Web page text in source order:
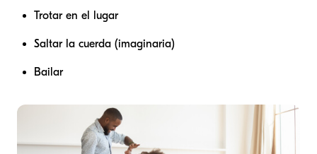
Trotar en el lugar
Saltar la cuerda (imaginaria)
Bailar